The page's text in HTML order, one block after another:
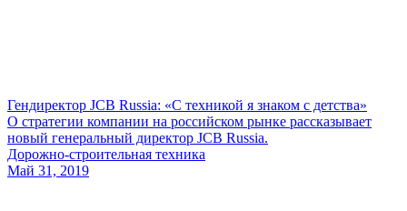
Гендиректор JCB Russia: «С техникой я знаком с детства»
О стратегии компании на российском рынке рассказывает
новый генеральный директор JCB Russia.
Дорожно-строительная техника
Май 31, 2019